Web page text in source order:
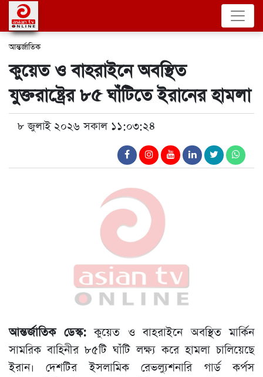
আন্তর্জাতিক
কুয়েত ও বাহরাইনে অবস্থিত
যুক্তরাষ্ট্রের ৮৫ ঘাঁটিতে ইরানের হামলা
৮ জুলাই ২০২৬ সকাল ১১:০৩:২৪
আন্তর্জাতিক ডেস্ক:কুয়েত ও বাহরাইনে অবস্থিত মার্কিন
সামরিক বাহিনীর ৮৫টি ঘাঁটি লক্ষ্য করে হামলা চালিয়েছে
ইরান। দেশটির ইসলামিক রেভল্যুশনারি গার্ড কর্পস